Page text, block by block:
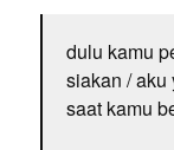
dulu kamu
siakan / aku
saat kamu